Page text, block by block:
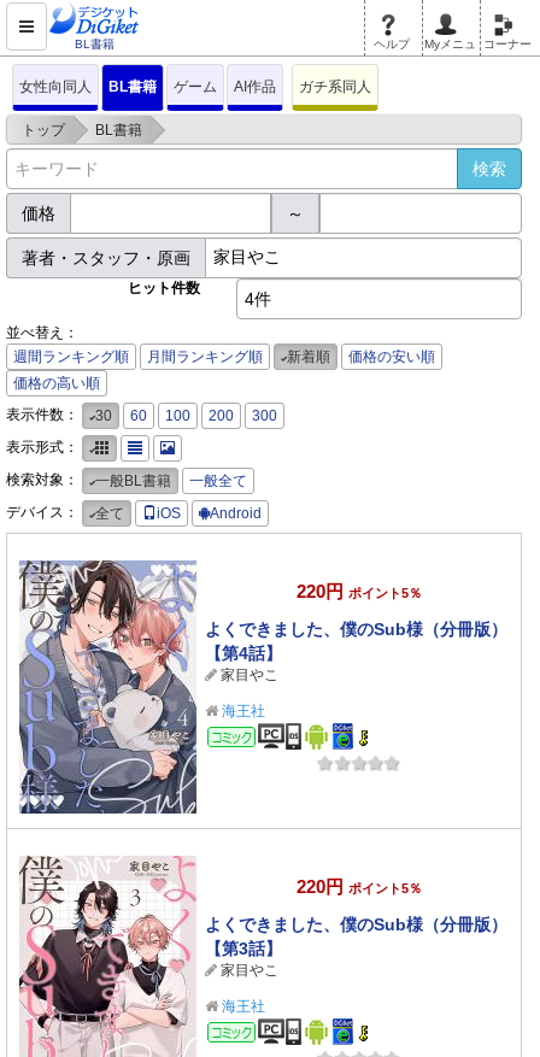
BL書籍 ヘルプ Myメニュ コーナー
女性向同人 BL書籍 ゲーム AI作品 ガチ系同人
トップ > BL書籍 >
価格 ～
著者・スタッフ・原画
ヒット件数
4件
並べ替え：
週間ランキング順
月間ランキング順 新着順
価格の安い順
価格の高い順
表示件数：
30 60 100 200
300
表示形式：
検索対象：
一般BL書籍
一般全て
デバイス：
全て iOS Android
220円 ポイント5％
よくできました、僕のSub様（分冊版）
【第4話】
家目やこ
海王社
コミック
220円 ポイント5％
よくできました、僕のSub様（分冊版）
【第3話】
家目やこ
海王社
コミック